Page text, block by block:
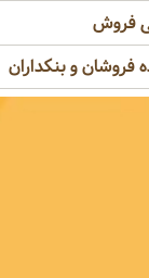
فروش
و بنکداران